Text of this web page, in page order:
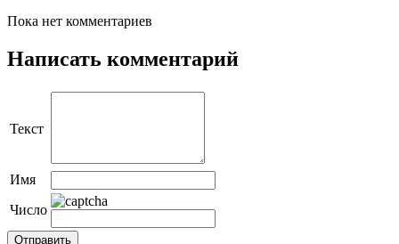
Пока нет комментариев
Написать комментарий
Текст
Имя
Число